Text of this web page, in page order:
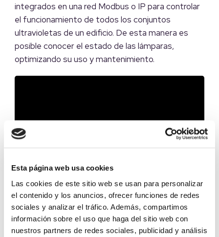
Esta página web usa cookies
Las cookies de este sitio web se usan para personalizar
el contenido y los anuncios, ofrecer funciones de redes
sociales y analizar el tráfico. Además, compartimos
información sobre el uso que haga del sitio web con
nuestros partners de redes sociales, publicidad y análisis
integrados en una red Modbus o IP para controlar
el funcionamiento de todos los conjuntos
ultravioletas de un edificio. De esta manera es
posible conocer el estado de las lámparas,
optimizando su uso y mantenimiento.